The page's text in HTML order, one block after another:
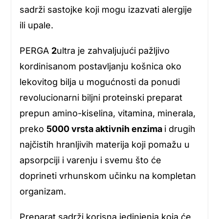
sadrži sastojke koji mogu izazvati alergije
ili upale.
PERGA 2ultra je zahvaljujući pažljivo
kordinisanom postavljanju košnica oko
lekovitog bilja u mogućnosti da ponudi
revolucionarni biljni proteinski preparat
prepun amino-kiselina, vitamina, minerala,
preko 5000 vrsta aktivnih enzima i drugih
najčistih hranljivih materija koji pomažu u
apsorpciji i varenju i svemu što će
doprineti vrhunskom učinku na kompletan
organizam.
Preparat sadrži korisna jedinjenja koja će